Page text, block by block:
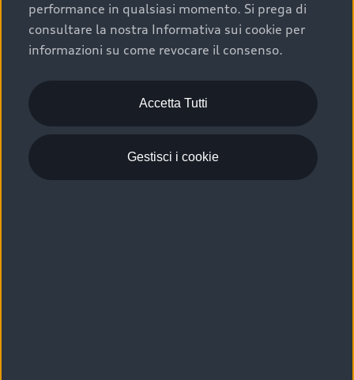
Audi che offre l’usato garantito tramite Audi Prima
Scelta :plus, significa affidarsi ad un prodotto che viene
sottoposto a 110 controlli approfonditi e coperto da
garanzia fino a 4 anni per una maggiore tutela del tuo
acquisto.
performance in qualsiasi momento. Si prega di
consultare la nostra Informativa sui cookie per
informazioni su come revocare il consenso.
Accetta Tutti
Gestisci i cookie